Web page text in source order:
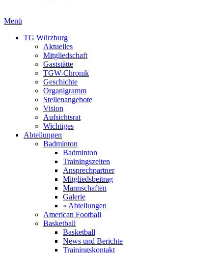
Menü
TG Würzburg
Aktuelles
Mitgliedschaft
Gaststätte
TGW-Chronik
Geschichte
Organigramm
Stellenangebote
Vision
Aufsichtsrat
Wichtiges
Abteilungen
Badminton
Badminton
Trainingszeiten
Ansprechpartner
Mitgliedsbeitrag
Mannschaften
Galerie
« Abteilungen
American Football
Basketball
Basketball
News und Berichte
Trainingskontakt